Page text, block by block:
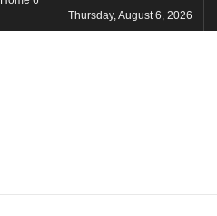
Thursday, August 6, 2026